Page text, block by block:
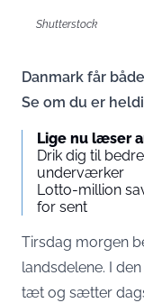
Shutterstock
Danmark får
Se om du er
Lige nu læser
Drik dig til
underværker
Lotto-million
for sent
Tirsdag morgen
landsdelene. I
tæt og sætter